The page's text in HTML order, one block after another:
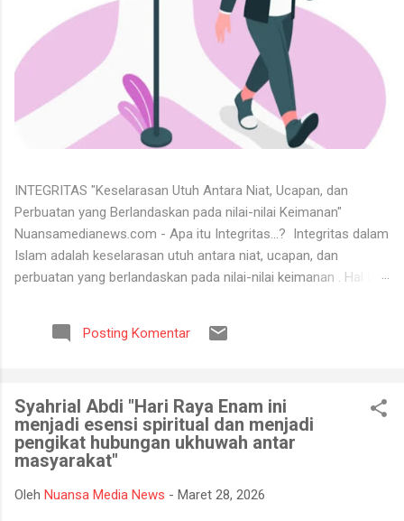
INTEGRITAS "Keselarasan Utuh Antara Niat, Ucapan, dan
Perbuatan yang Berlandaskan pada nilai-nilai Keimanan"
Nuansamedianews.com - Apa itu Integritas...? Integritas dalam
Islam adalah keselarasan utuh antara niat, ucapan, dan
perbuatan yang berlandaskan pada nilai-nilai keimanan . Hal ini
mana seseorang hidup secara konsisten di jalan Allah,
menjunjung tinggi kejujuran, serta dapat dipercaya dalam setiap
mempertahankan integritasnya karena tidak tahan terhadap
ujian kehidupan. Ketika berhadapan dengan godaan bertekuk
lutut merelakan integritasnya hancur. Padahal telah
dipertahankan sekian lama, dan banyak orang menilainya
sebagai orang bersih atau baik. Seorang muslim, iman
Posting Komentar
Syahrial Abdi "Hari Raya Enam ini
menjadi esensi spiritual dan menjadi
pengikat hubungan ukhuwah antar
masyarakat"
Oleh Nuansa Media News - Maret 28, 2026